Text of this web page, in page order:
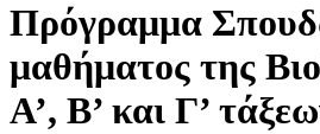
Πρόγραμμα
μαθήματος της
Α’, Β’ και Γ’